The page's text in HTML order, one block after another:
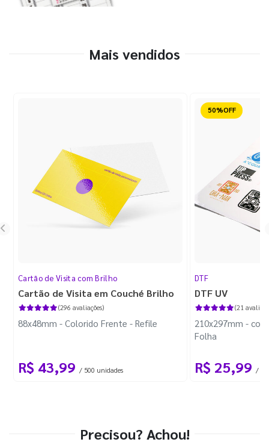
Mais vendidos
Cartão de Visita com Brilho
Cartão de Visita em Couché Brilho
(296 avaliações)
88x48mm - Colorido Frente - Refile
R$ 43,99 / 500 unidades
Reduzido
DTF
DTF UV
(21
210x297mm -
Folha
R$ 25,99 / 1
Precisou? Achou!